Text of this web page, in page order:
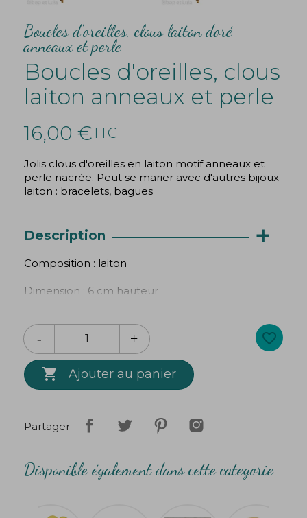
Boucles d'oreilles, clous laiton doré
anneaux et perle
Boucles d'oreilles, clous
laiton anneaux et perle
16,00 €TTC
Jolis clous d'oreilles en laiton motif anneaux et
perle nacrée. Peut se marier avec d'autres bijoux
laiton : bracelets, bagues
Description +
Composition : laiton
Dimension : 6 cm hauteur
conformément aux normes européennes.
Fabrication artisanale.
 Ajouter au panier
favorite_border
Partager
Disponible également dans cette categorie